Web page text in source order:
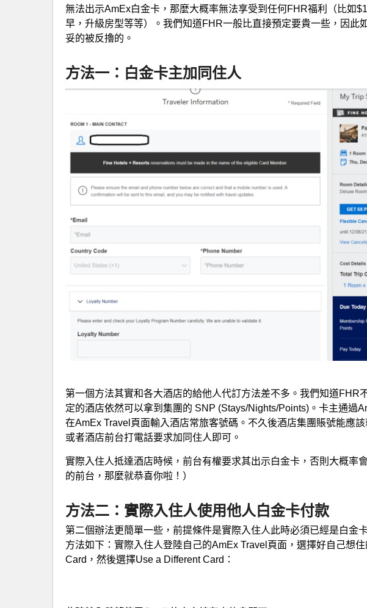
無法出示AmEx白金卡，那麼大概率無法享受到任何FHR福利（比如
早，升級房型等等）。我們知道FHR一般比直接預定要貴一些，因此
妥的被反擼的。
方法一：白金卡主加同住人
第一個方法其實和各大酒店的給他人代訂方法差不多。我們知道FHR
定的酒店依然可以拿到集團的 SNP (Stays/Nights/Points)。卡主通過
在AmEx Travel頁面輸入酒店常旅客號碼。不久後酒店集團賬號能應
或者酒店前台打電話要求加同住人即可。
實際入住人抵達酒店時候，前台有權要求其出示白金卡，否則大概率
的前台，那麼就恭喜你啦！）
方法二：實際入住人使用他人白金卡付款
第二個辦法更簡單一些，前提條件是實際入住人此時必須已經是白金
方法如下：實際入住人登陸自己的AmEx Travel頁面，選擇好自己想
Card，然後選擇Use a Different Card：